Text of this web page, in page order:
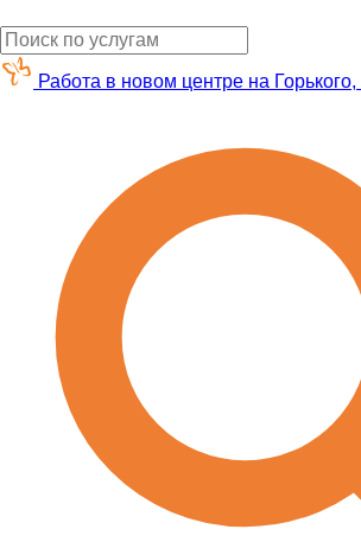
Работа в новом центре на Горького,